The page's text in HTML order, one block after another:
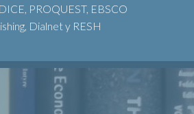
PROQUEST, EBSCO
Dialnet y RESH